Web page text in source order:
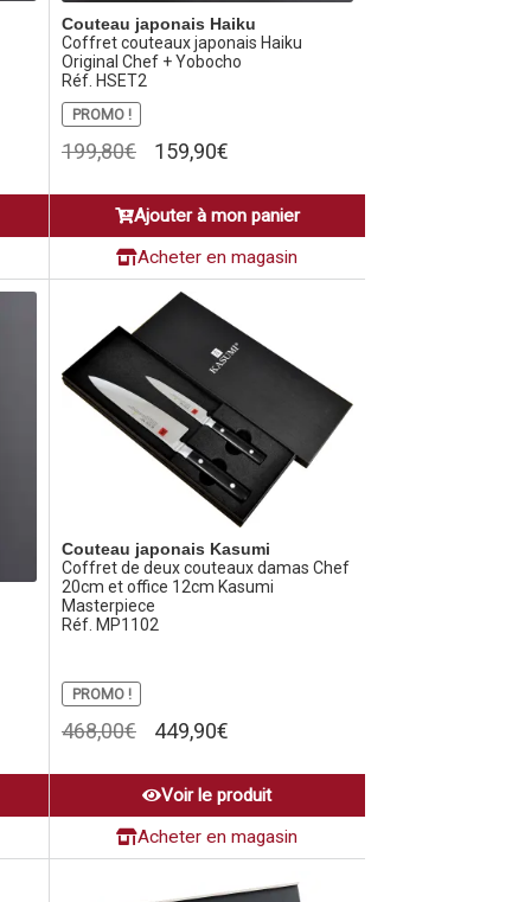
Couteau japonais Haiku
Coffret couteaux japonais Haiku
Original Chef + Yobocho
Réf. HSET2
PROMO !
199,80€
Le
initial
était :
199,80€.
159,90€
actuel
est :
159,90€.
Ajouter à mon panier
Acheter en magasin
Couteau japonais Kasumi
Coffret de deux couteaux damas Chef
20cm et office 12cm Kasumi
Masterpiece
Réf. MP1102
PROMO !
468,00€
Le
initial
était :
468,00€.
449,90€
actuel
est :
449,90€.
Voir le produit
Acheter en magasin